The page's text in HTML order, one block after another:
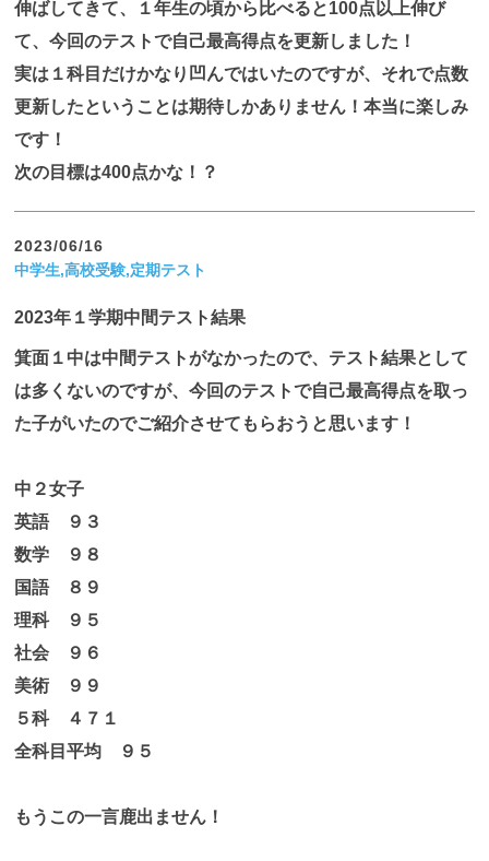
伸ばしてきて、１年生の頃から比べると100点以上伸び
て、今回のテストで自己最高得点を更新しました！
実は１科目だけかなり凹んではいたのですが、それで点数
更新したということは期待しかありません！本当に楽しみ
です！
次の目標は400点かな！？
2023/06/16
中学生,高校受験,定期テスト
2023年１学期中間テスト結果
箕面１中は中間テストがなかったので、テスト結果として
は多くないのですが、今回のテストで自己最高得点を取っ
た子がいたのでご紹介させてもらおうと思います！
中２女子
英語 ９３
数学 ９８
国語 ８９
理科 ９５
社会 ９６
美術 ９９
５科 ４７１
全科目平均 ９５
もうこの一言鹿出ません！